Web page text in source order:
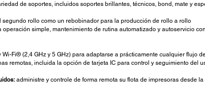
de soportes, incluidos soportes brillantes, técnicos, bond, mate y
rollo como un rebobinador para la producción de rollo a rollo
simple, mantenimiento de rutina automatizado y autoservicio
Fi® (2,4 GHz y 5 GHz) para adaptarse a prácticamente cualquier flujo
remotas, incluida la opción de tarjeta IC para control y seguimiento del
administre y controle de forma remota su flota de impresoras desde